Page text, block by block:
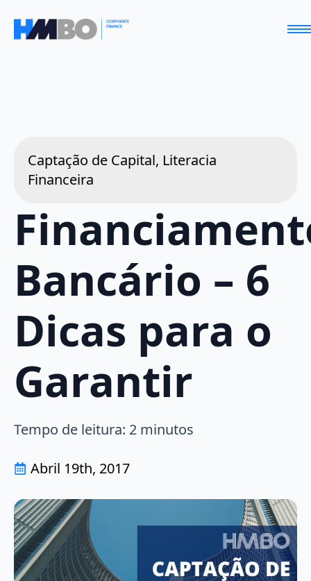
Captação de Capital, Literacia
Financeira
Bancário – 6
Dicas para o
Garantir
Tempo de leitura: 2 minutos
Abril 19th, 2017